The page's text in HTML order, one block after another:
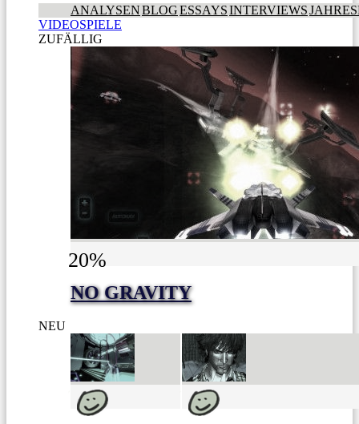
ANALYSENBLOGESSAYSINTERVIEWS
VIDEOSPIELE
ZUFÄLLIG
20%
NO GRAVITY
NEU